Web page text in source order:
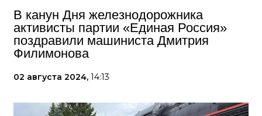
В канун Дня железнодорожника
активисты партии «Единая Россия»
поздравили машиниста Дмитрия
Филимонова
02 августа 2024, 14:13